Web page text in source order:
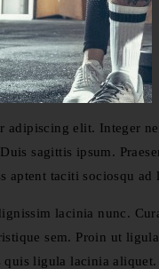
adipiscing elit. Integer
sagittis ipsum.
aptent taciti sociosqu
lacinia nunc.
sem. Proin ut
quis ligula lacinia